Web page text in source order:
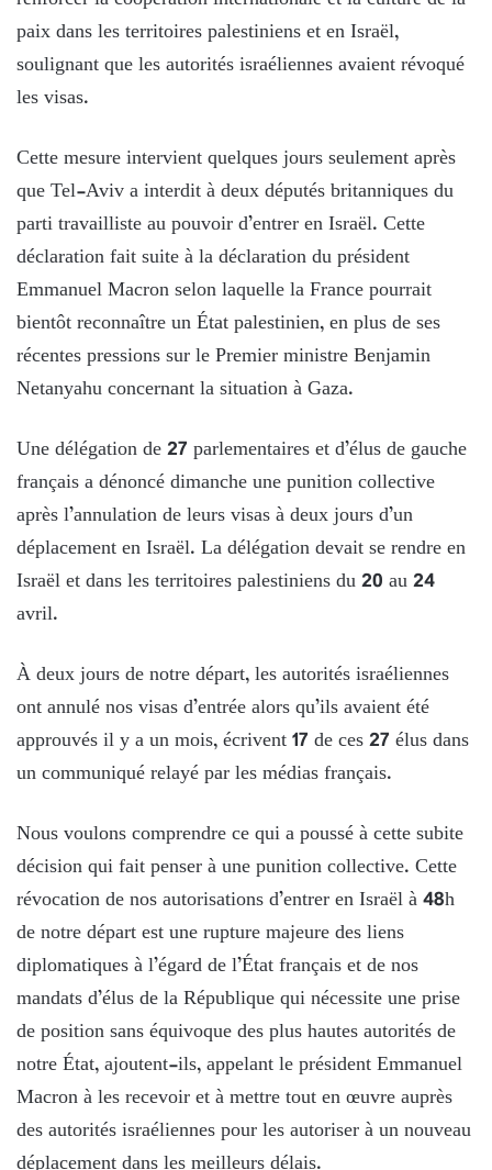
paix dans les territoires palestiniens et en Israël,
soulignant que les autorités israéliennes avaient révoqué
les visas.
Cette mesure intervient quelques jours seulement après
que Tel-Aviv a interdit à deux députés britanniques du
parti travailliste au pouvoir d’entrer en Israël. Cette
déclaration fait suite à la déclaration du président
Emmanuel Macron selon laquelle la France pourrait
bientôt reconnaître un État palestinien, en plus de ses
récentes pressions sur le Premier ministre Benjamin
Netanyahu concernant la situation à Gaza.
Une délégation de 27 parlementaires et d’élus de gauche
français a dénoncé dimanche une punition collective
après l’annulation de leurs visas à deux jours d’un
déplacement en Israël. La délégation devait se rendre en
Israël et dans les territoires palestiniens du 20 au 24
avril.
À deux jours de notre départ, les autorités israéliennes
ont annulé nos visas d’entrée alors qu’ils avaient été
approuvés il y a un mois, écrivent 17 de ces 27 élus dans
un communiqué relayé par les médias français.
Nous voulons comprendre ce qui a poussé à cette subite
décision qui fait penser à une punition collective. Cette
révocation de nos autorisations d’entrer en Israël à 48h
de notre départ est une rupture majeure des liens
diplomatiques à l’égard de l’État français et de nos
mandats d’élus de la République qui nécessite une prise
de position sans équivoque des plus hautes autorités de
notre État, ajoutent-ils, appelant le président Emmanuel
Macron à les recevoir et à mettre tout en œuvre auprès
des autorités israéliennes pour les autoriser à un nouveau